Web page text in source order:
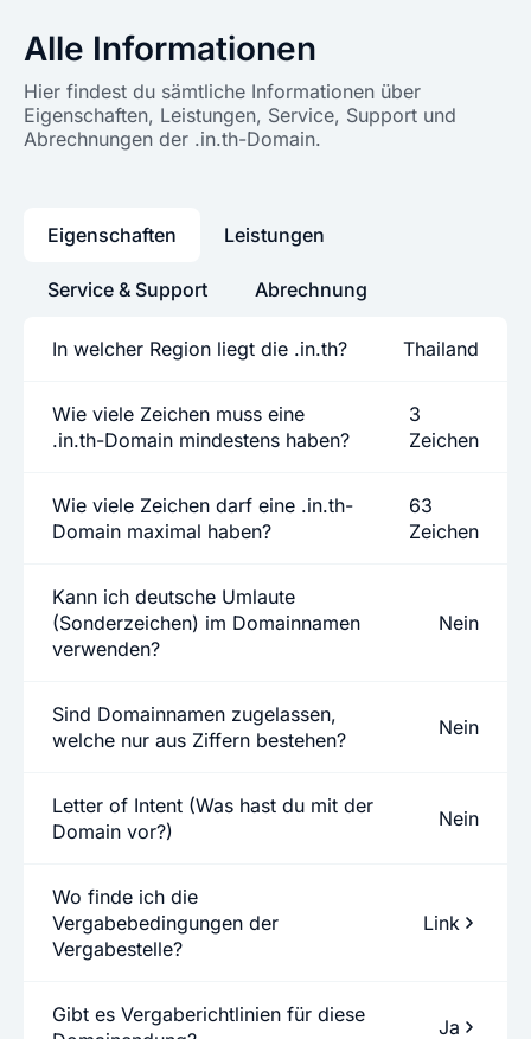
Alle Informationen
Hier findest du sämtliche Informationen über
Eigenschaften, Leistungen, Service, Support und
Abrechnungen der .in.th-Domain.
Eigenschaften
In welcher Region liegt die .in.th? Thailand
Wie viele Zeichen muss eine
.in.th-Domain mindestens haben?
3
Zeichen
Wie viele Zeichen darf eine .in.th-
Domain maximal haben?
63
Zeichen
Kann ich deutsche Umlaute
(Sonderzeichen) im Domainnamen
verwenden?
Nein
Sind Domainnamen zugelassen,
welche nur aus Ziffern bestehen?
Nein
Letter of Intent (Was hast du mit der
Domain vor?)
Nein
Wo finde ich die
Vergabebedingungen der
Vergabestelle?
Link
Gibt es Vergaberichtlinien für diese
Ja
Leistungen
Service & Support Abrechnung